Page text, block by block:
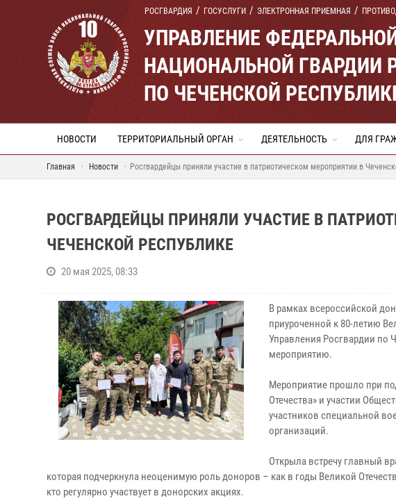
РОСГВАРДИЯ ГОСУСЛУГИ ЭЛЕКТРОННАЯ ПРИЕМНАЯ
УПРАВЛЕНИЕ
НАЦИОНАЛЬНОЙ ГВАРДИИ
ПО ЧЕЧЕНСКОЙ
НОВОСТИ ТЕРРИТОРИАЛЬНЫЙ ОРГАН ДЕЯТЕЛЬНОСТЬ ДЛЯ
Главная Новости Росгвардейцы приняли участие в патриотическом мероприятии в
РОСГВАРДЕЙЦЫ ПРИНЯЛИ УЧАСТИЕ В
ЧЕЧЕНСКОЙ РЕСПУБЛИКЕ
20 мая 2025, 08:33
В рамках всероссийской
приуроченной к 80-летию
Управления Росгвардии по
мероприятию.
Мероприятие прошло при
Отечества» и участии
участников специальной
организаций.
Открыла встречу главный
которая подчеркнула неоценимую роль доноров – как в годы Великой
кто регулярно участвует в донорских акциях.